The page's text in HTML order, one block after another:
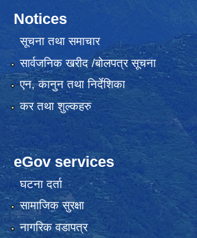
Notices
सूचना तथा समाचार
सार्वजनिक खरीद /बोलपत्र सूचना
एन, कानुन तथा निर्देशिका
कर तथा शुल्कहरु
eGov services
घटना दर्ता
सामाजिक सुरक्षा
नागरिक वडापत्र